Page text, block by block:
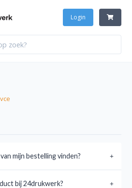
Login
mijn bestelling vinden?
bij 24drukwerk?